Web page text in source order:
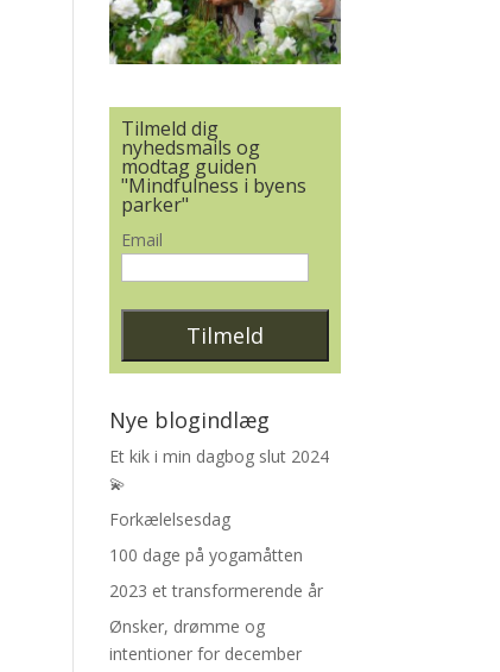
Tilmeld dig
nyhedsmails og
modtag guiden
"Mindfulness i byens
parker"
Email
Nye blogindlæg
Et kik i min dagbog slut 2024
💫
Forkælelsesdag
100 dage på yogamåtten
2023 et transformerende år
Ønsker, drømme og
intentioner for december